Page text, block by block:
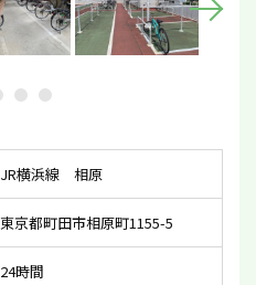
JR横浜線 相原
東京都町田市相原町1155-5
24時間